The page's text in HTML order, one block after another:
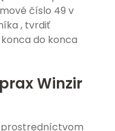
číslo 49 v
, tvrdiť
do konca
Winzir
prostredníctvom